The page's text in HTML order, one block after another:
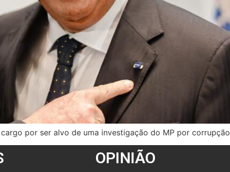
por ser alvo de uma investigação do MP por corrupção
OPINIÃO